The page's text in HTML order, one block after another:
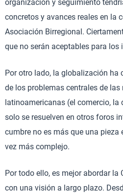
organización y seguimiento
concretos y avances reales en la
Asociación Birregional.
que no serán aceptables para los
Por otro lado, la globalización ha
de los problemas centrales de las
latinoamericanas (el comercio, la
solo se resuelven en otros foros
cumbre no es más que una pieza
vez más complejo.
Por todo ello, es mejor abordar la
con una visión a largo plazo.